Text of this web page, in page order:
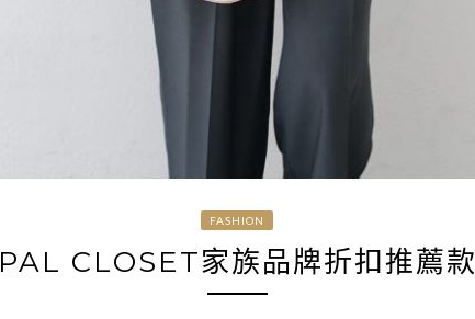
FASHION
PAL CLOSET家族品牌折扣推薦款